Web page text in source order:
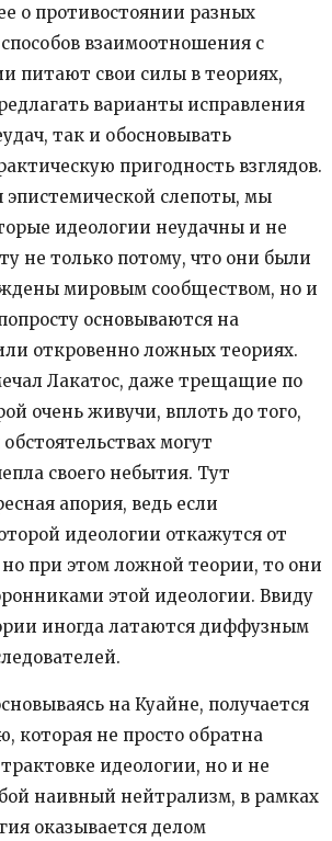
о противостоянии разных
взаимоотношения с
питают свои силы в теориях,
варианты исправления
так и обосновывать
пригодность взглядов.
эпистемической слепоты, мы
идеологии неудачны и не
не только потому, что они были
мировым сообществом, но и
основываются на
откровенно ложных теориях.
Лакатос, даже трещащие по
очень живучи, вплоть до того,
могут
своего небытия. Тут
апория, ведь если
идеологии откажутся от
при этом ложной теории, то они
этой идеологии. Ввиду
иногда латаются диффузным
на Куайне, получается
которая не просто обратна
идеологии, но и не
наивный нейтрализм, в рамках
оказывается делом